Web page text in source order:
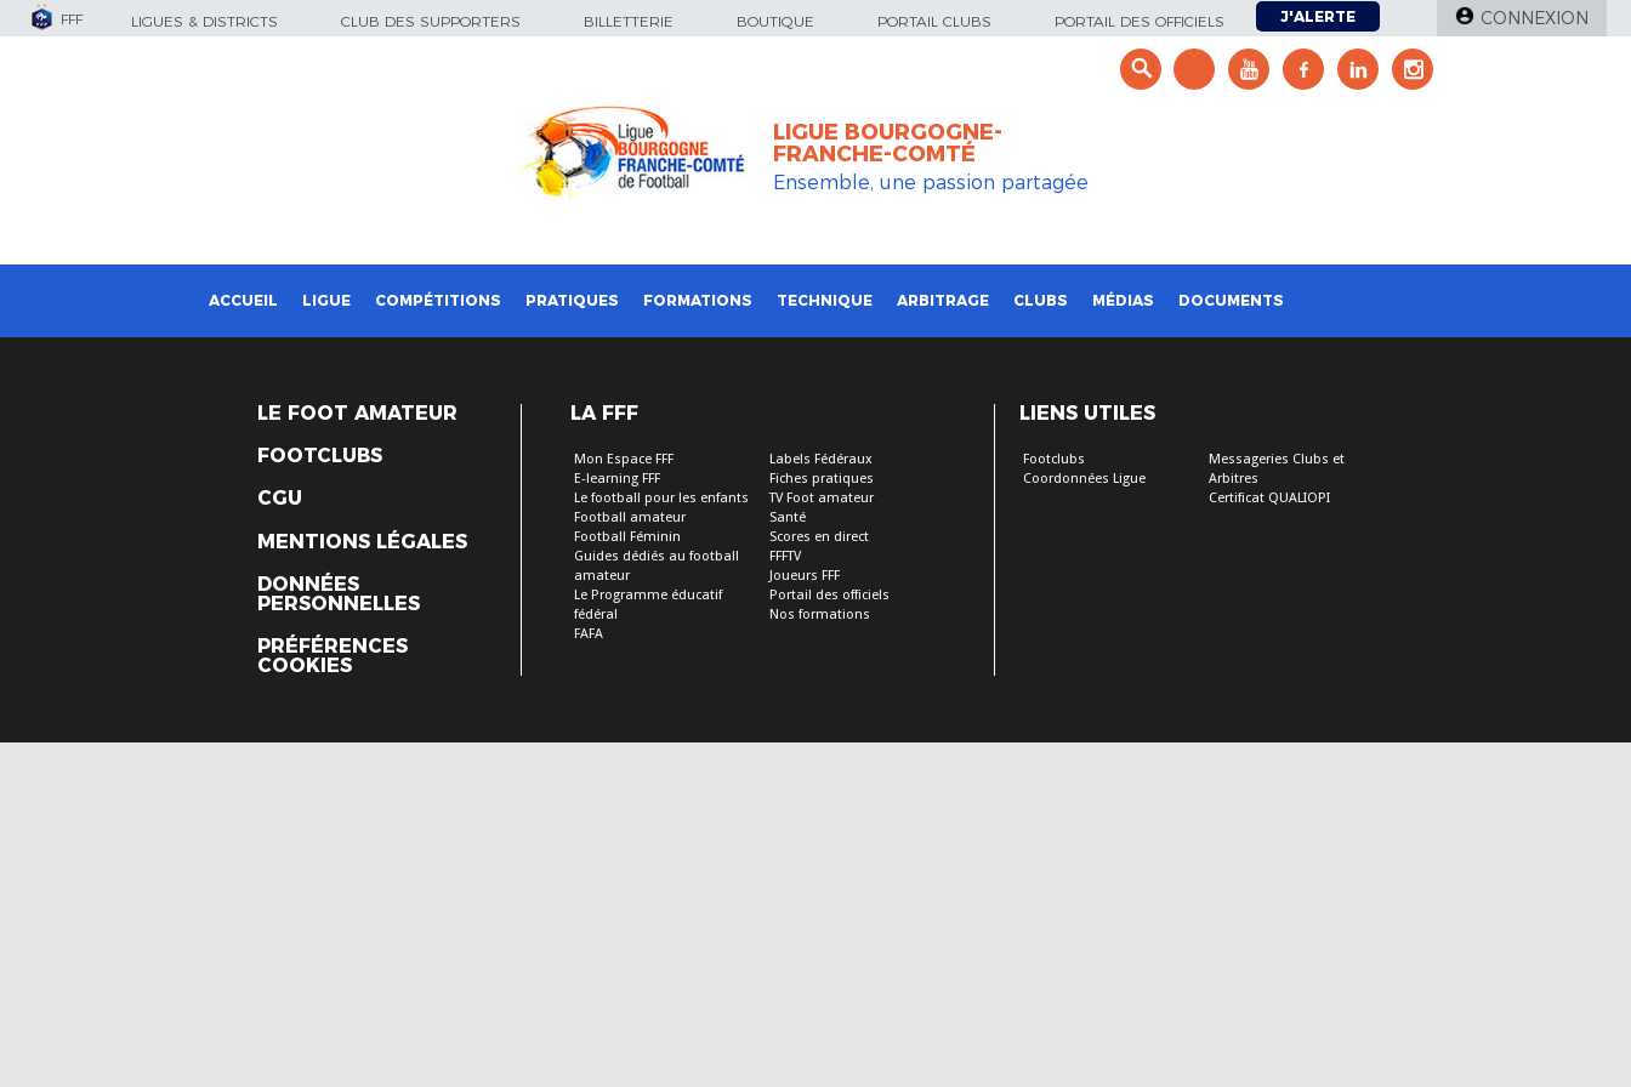
FFF LIGUES & DISTRICTS CLUB DES SUPPORTERS BILLETTERIE BOUTIQUE PORTAIL CLUBS PORTAIL DES OFFICIELS J'ALERTE CONNEXION
LIGUE BOURGOGNE-
FRANCHE-COMTÉ
Ensemble, une passion partagée
ACCUEIL LIGUE COMPÉTITIONS PRATIQUES FORMATIONS TECHNIQUE ARBITRAGE CLUBS MÉDIAS DOCUMENTS
LE FOOT AMATEUR
FOOTCLUBS
CGU
MENTIONS LÉGALES
DONNÉES
PERSONNELLES
PRÉFÉRENCES
COOKIES
LA FFF
Mon Espace FFF
E-learning FFF
Le football pour les enfants
Football amateur
Football Féminin
Guides dédiés au football
amateur
Le Programme éducatif
fédéral
FAFA
Labels Fédéraux
Fiches pratiques
TV Foot amateur
Santé
Scores en direct
FFFTV
Joueurs FFF
Portail des officiels
Nos formations
LIENS UTILES
Footclubs
Coordonnées Ligue
Messageries Clubs et
Arbitres
Certificat QUALIOPI